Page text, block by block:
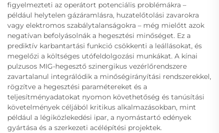
figyelmezteti az operátort potenciális problémákra –
például helytelen gázáramlásra, huzatelőtolási zavarokra
vagy elektromos szabálytalanságokra – még mielőtt azok
negatívan befolyásolnák a hegesztési minőséget. Ez a
prediktív karbantartási funkció csökkenti a leállásokat, és
megelőzi a költséges utófeldolgozási munkákat. A kínai
pulzusos MIG-hegesztő szinergikus vezérlőrendszere
zavartalanul integrálódik a minőségirányítási rendszerekkel,
rögzítve a hegesztési paramétereket és a
teljesítményadatokat nyomon követhetőség és tanúsítási
követelmények céljából kritikus alkalmazásokban, mint
például a légiközlekedési ipar, a nyomástartó edények
gyártása és a szerkezeti acélépítési projektek.